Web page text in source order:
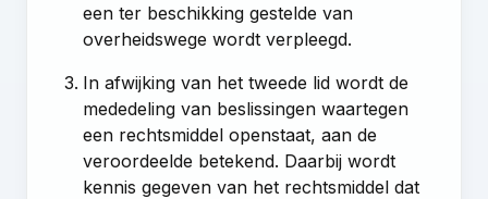
een ter beschikking gestelde van
overheidswege wordt verpleegd.
In afwijking van het tweede lid wordt de
mededeling van beslissingen waartegen
een rechtsmiddel openstaat, aan de
veroordeelde betekend. Daarbij wordt
kennis gegeven van het rechtsmiddel dat